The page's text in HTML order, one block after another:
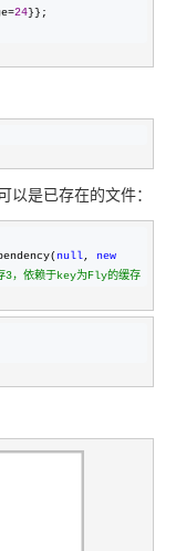
24}};
以是已存在的文件：
null, new
，依赖于key为Fly的缓存